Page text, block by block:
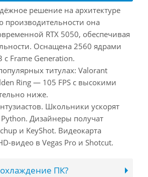
решение на архитектуре
производительности она
RTX 5050, обеспечивая
Оснащена 2560 ядрами
с Frame Generation.
титулах: Valorant
Ring — 105 FPS с высокими
ниже.
Школьники ускорят
Дизайнеры получат
и KeyShot. Видеокарта
видео в Vegas Pro и Shotcut.
ПК?